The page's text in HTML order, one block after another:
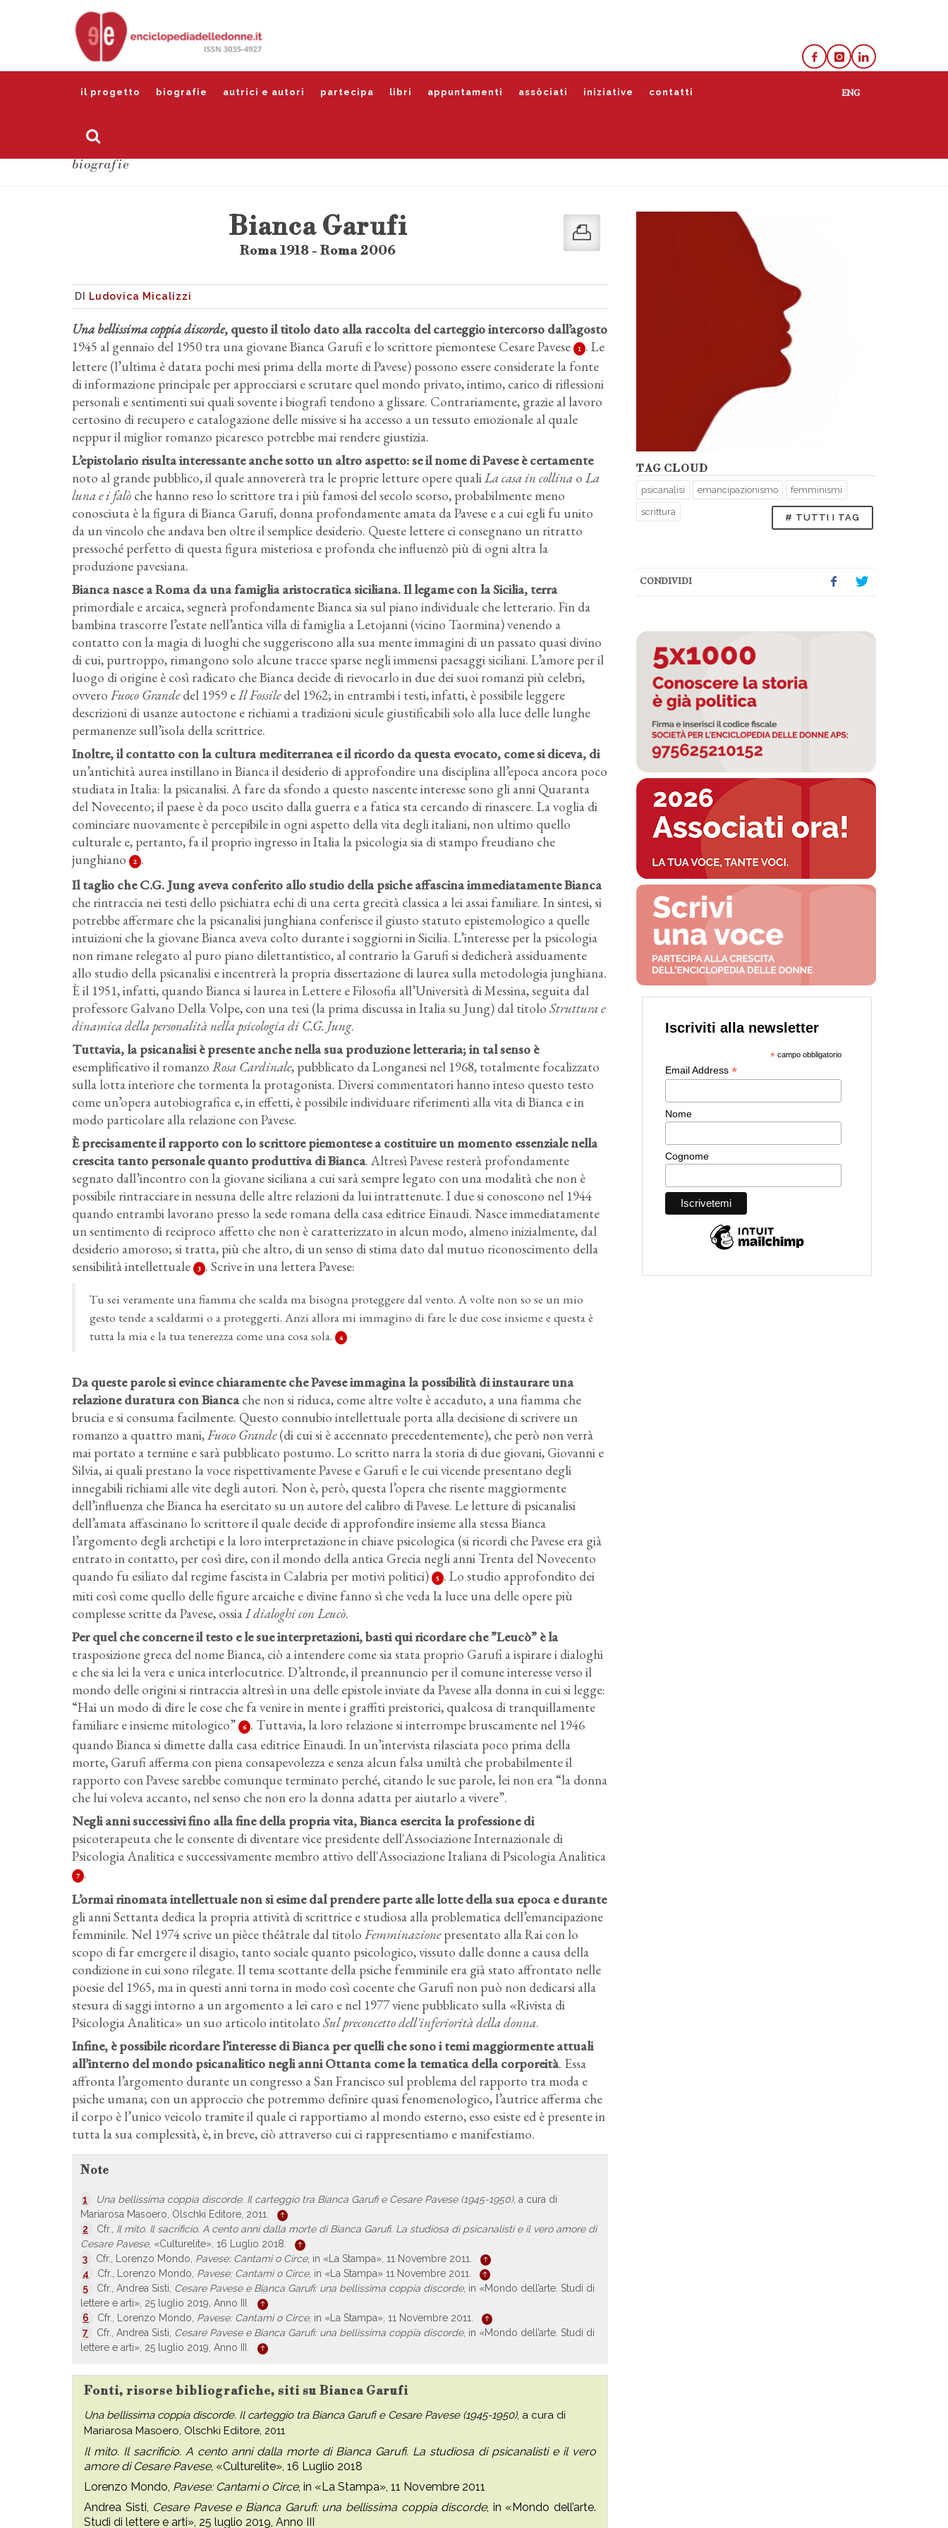
il progetto biografie autrici e autori partecipa libri appuntamenti assòciati iniziative contatti
biografie
TAG CLOUD
psicanalisi emancipazionismo femminismi
scrittura
# TUTTI I TAG
CONDIVIDI
Bianca Garufi
Roma 1918 - Roma 2006
DI Ludovica Micalizzi
Una bellissima coppia discorde, questo il titolo dato alla raccolta del carteggiointercorso dall’agosto
1945 al gennaio del 1950 tra una giovane Bianca Garufi e lo scrittore piemontese Cesare Pavese
1 . Le
lettere (l’ultima è datata pochi mesi prima della morte di Pavese) possono essere considerate la fonte
di informazione principale per approcciarsi e scrutare quel mondo privato, intimo, carico di riflessioni
personali e sentimenti sui quali sovente i biografi tendono a glissare. Contrariamente, grazie al lavoro
certosino di recupero e catalogazione delle missive si ha accesso a un tessuto emozionale al quale
neppur il miglior romanzo picaresco potrebbe mai rendere giustizia.
L’epistolario risulta interessante anche sotto un altro aspetto: se il nome di Pavese è certamente
noto al grande pubblico, il quale annovererà tra le proprie letture opere qualiLa casa in collina o La
luna e i falò che hanno reso lo scrittore tra i più famosi del secolo scorso, probabilmente meno
conosciuta è la figura di Bianca Garufi, donna profondamente amata da Pavese e a cui egli fu unito
da un vincolo che andava ben oltre il semplice desiderio. Queste lettere ci consegnano un ritratto
pressoché perfetto di questa figura misteriosa e profonda che influenzò più di ogni altra la
produzione pavesiana.
Bianca nasce a Roma da una famiglia aristocratica siciliana. Il legame con la Sicilia, terra
primordiale e arcaica, segnerà profondamente Bianca sia sul piano individuale che letterario. Fin da
bambina trascorre l’estate nell’antica villa di famiglia a Letojanni (vicino Taormina) venendo a
contatto con la magia di luoghi che suggeriscono alla sua mente immagini di un passato quasi divino
di cui, purtroppo, rimangono solo alcune tracce sparse negli immensi paesaggi siciliani. L’amore per il
luogo di origine è così radicato che Bianca decide di rievocarlo in due dei suoi romanzi più celebri,
ovvero Fuoco Grandedel 1959 eIl Fossiledel 1962; in entrambi i testi, infatti, è possibile leggere
descrizioni di usanze autoctone e richiami a tradizioni sicule giustificabili solo alla luce delle lunghe
permanenze sull’isola della scrittrice.
Inoltre, il contatto con la cultura mediterranea e il ricordo da questa evocato, come si diceva, di
un’antichità aurea instillano in Bianca il desiderio di approfondire una disciplina all’epoca ancora poco
studiata in Italia: la psicanalisi. A fare da sfondo a questo nascente interesse sono gli anni Quaranta
del Novecento; il paese è da poco uscito dalla guerra e a fatica sta cercando di rinascere. La voglia di
cominciare nuovamente è percepibile in ogni aspetto della vita degli italiani, non ultimo quello
culturale e, pertanto, fa il proprio ingresso in Italia la psicologia sia di stampo freudiano che
junghiano
2 .
Il taglio che C.G. Jung aveva conferito allo studio della psiche affascina immediatamente Bianca
che rintraccia nei testi dello psichiatra echi di una certa grecità classica a lei assai familiare. In sintesi, si
potrebbe affermare che la psicanalisi junghiana conferisce il giusto statuto epistemologico a quelle
intuizioni che la giovane Bianca aveva colto durante i soggiorni in Sicilia. L’interesse per la psicologia
non rimane relegato al puro piano dilettantistico, al contrario la Garufi si dedicherà assiduamente
allo studio della psicanalisi e incentrerà la propria dissertazione di laurea sulla metodologia junghiana.
È il 1951, infatti, quando Bianca si laurea in Lettere e Filosofia all’Università di Messina, seguita dal
professore Galvano Della Volpe, con una tesi (la prima discussa in Italia su Jung) dal titolo Struttura e
dinamica della personalità nella psicologia di C.G. Jung.
Tuttavia, la psicanalisi è presente anche nella sua produzione letteraria; in tal senso è
esemplificativo il romanzo Rosa Cardinale, pubblicato da Longanesi nel 1968, totalmente focalizzato
sulla lotta interiore che tormenta la protagonista. Diversi commentatori hanno inteso questo testo
come un’opera autobiografica e, in effetti, è possibile individuare riferimenti alla vita di Bianca e in
modo particolare alla relazione con Pavese.
È precisamente il rapporto con lo scrittore piemontese a costituire un momento essenziale nella
crescita tanto personale quanto produttiva di Bianca. Altresì Pavese resterà profondamente
segnato dall’incontro con la giovane siciliana a cui sarà sempre legato con una modalità che non è
possibile rintracciare in nessuna delle altre relazioni da lui intrattenute. I due si conoscono nel 1944
quando entrambi lavorano presso la sede romana della casa editrice Einaudi. Nasce immediatamente
un sentimento di reciproco affetto che non è caratterizzato in alcun modo, almeno inizialmente, dal
desiderio amoroso; si tratta, più che altro, di un senso di stima dato dal mutuo riconoscimento della
sensibilità intellettuale
3 . Scrive in una lettera Pavese:
Tu sei veramente una fiamma che scalda ma bisogna proteggere dal vento. A volte non so se un mio
gesto tende a scaldarmi o a proteggerti. Anzi allora mi immagino di fare le due cose insieme e questa è
tutta la mia e la tua tenerezza come una cosa sola.
4
Da queste parole si evince chiaramente che Pavese immagina la possibilità di instaurare una
relazione duratura con Biancache non si riduca, come altre volte è accaduto, a una fiamma che
brucia e si consuma facilmente. Questo connubio intellettuale porta alla decisione di scrivere un
romanzo a quattro mani,Fuoco Grande(di cui si è accennato precedentemente), che però non verrà
mai portato a termine e sarà pubblicato postumo. Lo scritto narra la storia di due giovani, Giovanni e
Silvia, ai quali prestano la voce rispettivamente Pavese e Garufi e le cui vicende presentano degli
innegabili richiami alle vite degli autori. Non è, però, questa l’opera che risente maggiormente
dell’influenza che Bianca ha esercitato su un autore del calibro di Pavese. Le letture di psicanalisi
dell’amata affascinano lo scrittore il quale decide di approfondire insieme alla stessa Bianca
l’argomento degli archetipi e la loro interpretazione in chiave psicologica (si ricordi che Pavese era già
entrato in contatto, per così dire, con il mondo della antica Grecia negli anni Trenta del Novecento
quando fu esiliato dal regime fascista in Calabria per motivi politici)
5 . Lo studio approfondito dei
miti così come quello delle figure arcaiche e divine fanno sì che veda la luce una delle opere più
complesse scritte da Pavese, ossiaI dialoghi con Leucò.
Per quel che concerne il testo e le sue interpretazioni, basti qui ricordare che ”Leucò” è la
trasposizione greca del nome Bianca, ciò a intendere come sia stata proprio Garufi a ispirare i dialoghi
e che sia lei la vera e unica interlocutrice. D’altronde, il preannuncio per il comune interesse verso il
mondo delle origini si rintraccia altresì in una delle epistole inviate da Pavese alla donna in cui si legge:
“Hai un modo di dire le cose che fa venire in mente i graffiti preistorici, qualcosa di tranquillamente
familiare e insieme mitologico”
6 . Tuttavia, la loro relazione si interrompe bruscamente nel 1946
quando Bianca si dimette dalla casa editrice Einaudi. In un’intervista rilasciata poco prima della
morte, Garufi afferma con piena consapevolezza e senza alcun falsa umiltà che probabilmente il
rapporto con Pavese sarebbe comunque terminato perché, citando le sue parole, lei non era “la donna
che lui voleva accanto, nel senso che non ero la donna adatta per aiutarlo a vivere”.
Negli anni successivi fino alla fine della propria vita, Bianca esercita la professione di
psicoterapeuta che le consente di diventare vice presidente dell'Associazione Internazionale di
Psicologia Analitica e successivamente membro attivo dell'Associazione Italiana di Psicologia Analitica
7 .
L’ormai rinomata intellettuale non si esime dal prendere parte alle lotte della sua epocae durante
gli anni Settanta dedica la propria attività di scrittrice e studiosa alla problematica dell’emancipazione
femminile. Nel 1974 scrive un pièce théâtrale dal titolo Femminazionepresentato alla Rai con lo
scopo di far emergere il disagio, tanto sociale quanto psicologico, vissuto dalle donne a causa della
condizione in cui sono rilegate. Il tema scottante della psiche femminile era già stato affrontato nelle
poesie del 1965, ma in questi anni torna in modo così cocente che Garufi non può non dedicarsi alla
stesura di saggi intorno a un argomento a lei caro e nel 1977 viene pubblicato sulla «Rivista di
Psicologia Analitica» un suo articolo intitolato Sul preconcetto dell'inferiorità della donna.
Infine, è possibile ricordare l’interesse di Bianca per quelli che sono i temi maggiormente attuali
all’interno del mondo psicanalitico negli anni Ottanta come la tematica della corporeità. Essa
affronta l’argomento durante un congresso a San Francisco sul problema del rapporto tra moda e
psiche umana; con un approccio che potremmo definire quasi fenomenologico, l’autrice afferma che
il corpo è l’unico veicolo tramite il quale ci rapportiamo al mondo esterno, esso esiste ed è presente in
tutta la sua complessità, è, in breve, ciò attraverso cui ci rappresentiamo e manifestiamo.
Note
1 Una bellissima coppia discorde. Il carteggio tra Bianca Garufi e Cesare Pavese (1945-1950), a cura di
Mariarosa Masoero, Olschki Editore, 2011.
2
Cfr., Il mito. Il sacrificio. A cento anni dalla morte di Bianca Garufi. La studiosa di psicanalisti e il vero amore di
Cesare Pavese, «Culturelite», 16 Luglio 2018.
3
Cfr., Lorenzo Mondo, Pavese: Cantami o Circe, in «La Stampa», 11 Novembre 2011.
4
Cfr., Lorenzo Mondo, Pavese: Cantami o Circe, in «La Stampa» 11 Novembre 2011.
5
Cfr., Andrea Sisti, Cesare Pavese e Bianca Garufi: una bellissima coppia discorde, in «Mondo dell’arte. Studi di
lettere e arti», 25 luglio 2019, Anno III.
6
Cfr., Lorenzo Mondo, Pavese: Cantami o Circe, in «La Stampa», 11 Novembre 2011.
7
Cfr., Andrea Sisti, Cesare Pavese e Bianca Garufi: una bellissima coppia discorde, in «Mondo dell’arte. Studi di
lettere e arti», 25 luglio 2019, Anno III.
Fonti, risorse bibliografiche, siti su Bianca Garufi
Una bellissima coppia discorde. Il carteggio tra Bianca Garufi e Cesare Pavese (1945-1950), a cura di
Mariarosa Masoero, Olschki Editore, 2011
Il mito. Il sacrificio. A cento anni dalla morte di Bianca Garufi. La studiosa di psicanalisti e il vero
amore di Cesare Pavese, «Culturelite», 16 Luglio 2018
Lorenzo Mondo, Pavese: Cantami o Circe, in «La Stampa», 11 Novembre 2011
Andrea Sisti, Cesare Pavese e Bianca Garufi: una bellissima coppia discorde, in «Mondo dell’arte.
Studi di lettere e arti», 25 luglio 2019, Anno III